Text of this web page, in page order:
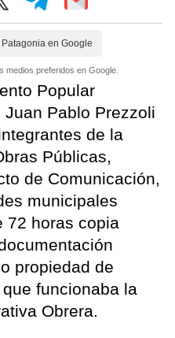
en Google
medios preferidos en Google.
Popular
Pablo Prezzoli
de la
Públicas,
de Comunicación,
municipales
72 horas copia
propiedad de
funcionaba la
Obrera.